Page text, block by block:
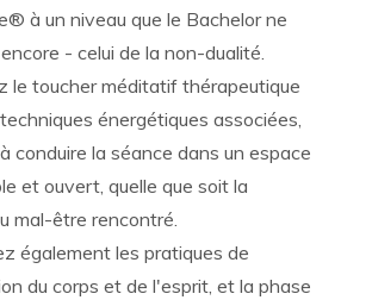
à un niveau que le Bachelor ne
- celui de la non-dualité.
le toucher méditatif thérapeutique
énergétiques associées,
conduire la séance dans un espace
et ouvert, quelle que soit la
mal-être rencontré.
également les pratiques de
du corps et de l'esprit, et la phase